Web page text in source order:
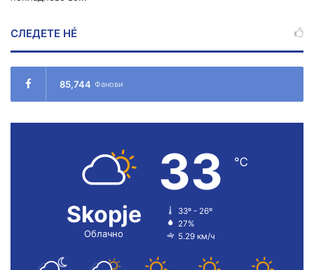
СЛЕДЕТЕ НÉ
85,744 Фанови
Skopje
Облачно
33 ℃
33º - 26º
27%
5.29 км/ч